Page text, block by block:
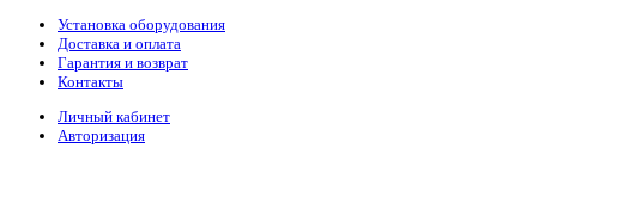
Установка оборудования
Доставка и оплата
Гарантия и возврат
Контакты
Личный кабинет
Авторизация